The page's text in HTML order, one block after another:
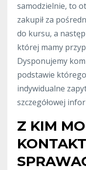
samodzielnie, to
zakupił za
do kursu, a
której mamy
Dysponujemy
podstawie
indywidualne
szczegółowej
Z KIM